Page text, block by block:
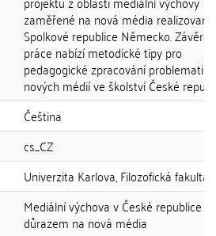
zaměřené na nová média
Spolkové republice Německo.
práce nabízí metodické tipy pro
pedagogické zpracování problematiky
nových médií ve školství České
Čeština
cs_CZ
Univerzita Karlova, Filozofická fakulta
Mediální výchova v České republice s
důrazem na nová média